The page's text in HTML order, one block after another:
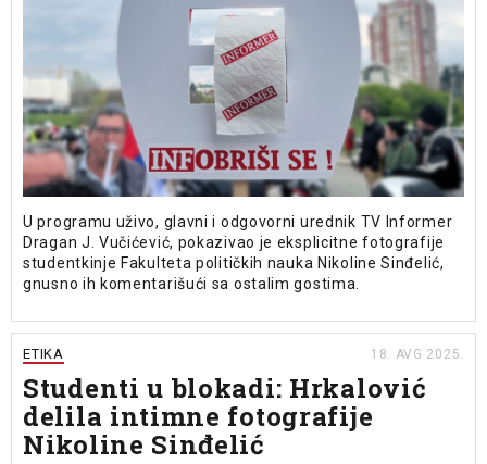
U programu uživo, glavni i odgovorni urednik TV Informer
Dragan J. Vučićević, pokazivao je eksplicitne fotografije
studentkinje Fakulteta političkih nauka Nikoline Sinđelić,
gnusno ih komentarišući sa ostalim gostima.
ETIKA 18. AVG 2025.
Studenti u blokadi: Hrkalović
delila intimne fotografije
Nikoline Sinđelić